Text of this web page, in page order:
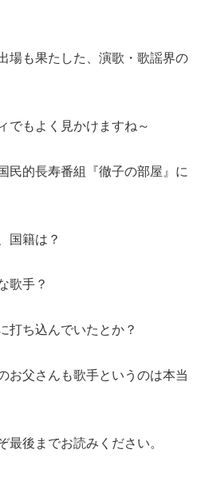
場も果たした、演歌・歌謡界の
でもよく見かけますね～
民的長寿番組『徹子の部屋』に
国籍は？
歌手？
打ち込んでいたとか？
お父さんも歌手というのは本当
最後までお読みください。